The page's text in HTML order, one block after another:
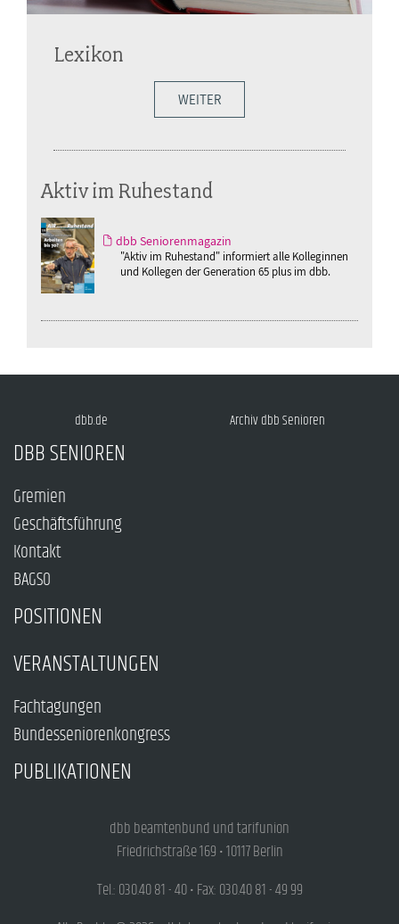
Lexikon
WEITER
Aktiv im Ruhestand
dbb Seniorenmagazin
"Aktiv im Ruhestand" informiert alle Kolleginnen
und Kollegen der Generation 65 plus im dbb.
dbb.de Archiv dbb Senioren
DBB SENIOREN
Gremien
Geschäftsführung
Kontakt
BAGSO
POSITIONEN
VERANSTALTUNGEN
Fachtagungen
Bundesseniorenkongress
PUBLIKATIONEN
dbb beamtenbund und tarifunion
Friedrichstraße 169 • 10117 Berlin
Tel.: 030.40 81 - 40 • Fax: 030.40 81 - 49 99